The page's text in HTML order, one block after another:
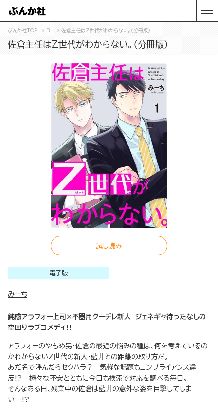
ぶんか社TOP BL 佐倉主任はZ世代がわからない。（分冊版）
佐倉主任はZ世代がわからない。（分冊版）
試し読み
電子版
みーち
鈍感アラフォー上司×不器用クーデレ新人 ジェネギャ待ったなしの
空回りラブコメディ!!
アラフォーのやもめ男・佐倉の最近の悩みの種は、何を考えているの
かわからないZ世代の新人・藍井との距離の取り方だ。
あだ名で呼んだらセクハラ？ 気軽な話題もコンプライアンス違
反!? 様々な不安とともに今日も検索で対応を調べる毎日。
そんなある日、残業中の佐倉は藍井の意外な姿を目撃してしま
い…!?